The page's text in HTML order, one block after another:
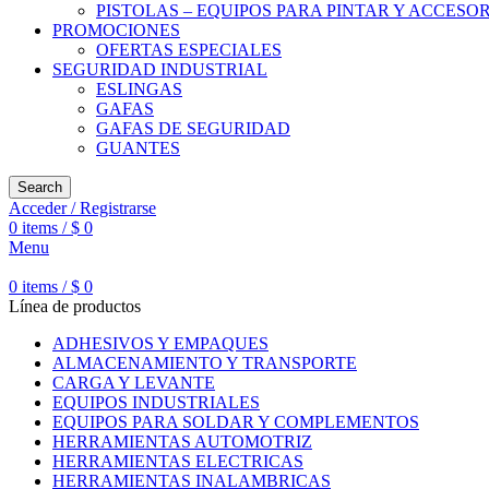
PISTOLAS – EQUIPOS PARA PINTAR Y
PROMOCIONES
OFERTAS ESPECIALES
SEGURIDAD INDUSTRIAL
ESLINGAS
GAFAS
GAFAS DE SEGURIDAD
GUANTES
Search
Acceder / Registrarse
0 items / $ 0
Menu
0 items / $ 0
Línea de productos
ADHESIVOS Y EMPAQUES
ALMACENAMIENTO Y TRANSPORTE
CARGA Y LEVANTE
EQUIPOS INDUSTRIALES
EQUIPOS PARA SOLDAR Y COMPLEMENTOS
HERRAMIENTAS AUTOMOTRIZ
HERRAMIENTAS ELECTRICAS
HERRAMIENTAS INALAMBRICAS